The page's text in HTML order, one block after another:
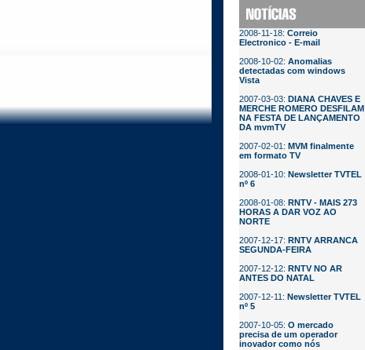
2008-11-18: Correio
Electronico - E-mail
2008-10-02: Anomalias
detectadas com windows
Vista
2007-03-03: DIANA CHAVES E
MERCHE ROMERO DESFILAM
NA FESTA DE LANÇAMENTO
DA mvmTV
2007-02-01: MVM finalmente
em formato TV
2008-01-10: Newsletter TVTEL
nº 6
2008-01-08: RNTV - MAIS 273
HORAS A DAR VOZ AO
NORTE
2007-12-17: RNTV ARRANCA
SEGUNDA-FEIRA
2007-12-12: RNTV NO AR
ANTES DO NATAL
2007-12-11: Newsletter TVTEL
nº 5
2007-10-05: O mercado
precisa de um operador
inovador como nós